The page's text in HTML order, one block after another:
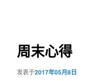
周末心得
发表于2017年05月8日